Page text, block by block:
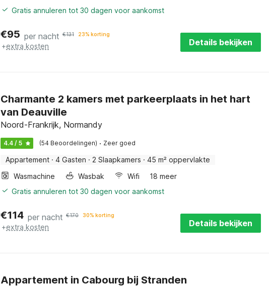
Gratis annuleren tot 30 dagen voor aankomst
€95 per nacht €131 23% korting
+extra kosten Details bekijken
Charmante 2 kamers met parkeerplaats in het hart
van Deauville
Noord-Frankrijk, Normandy
4.4 / 5 (54 Beoordelingen) · Zeer goed
Appartement · 4 Gasten · 2 Slaapkamers · 45 m² oppervlakte
Wasmachine
Wasbak Wifi
18 meer
Gratis annuleren tot 30 dagen voor aankomst
€114 per nacht €170 30% korting
+extra kosten Details bekijken
Appartement in Cabourg bij Stranden